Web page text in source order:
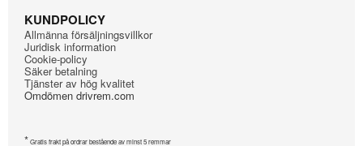
KUNDPOLICY
Allmänna försäljningsvillkor
Juridisk information
Cookie-policy
Säker betalning
Tjänster av hög kvalitet
Omdömen drivrem.com
*Gratis frakt på ordrar bestående av minst 5 remmar